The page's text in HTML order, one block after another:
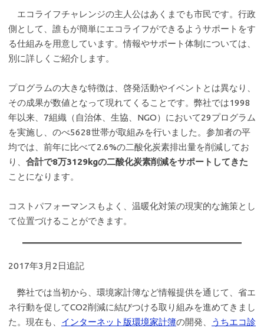
エコライフチャレンジの主人公はあくまでも市民です。行政
側として、誰もが簡単にエコライフができるようサポートをす
る仕組みを用意しています。情報やサポート体制については、
別に詳しくご紹介します。
プログラムの大きな特徴は、啓発活動やイベントとは異なり、
その成果が数値となって現れてくることです。弊社では1998
年以来、7組織（自治体、生協、NGO）において29プログラム
を実施し、のべ5628世帯が取組みを行いました。参加者の平
均では、前年に比べて2.6%の二酸化炭素排出量を削減してお
り、 合計で8万3129kgの二酸化炭素削減をサポートしてきた
ことになります。
コストパフォーマンスもよく、温暖化対策の現実的な施策とし
て位置づけることができます。
2017年3月2日追記
弊社では当初から、環境家計簿など情報提供を通じて、省エ
ネ行動を促してCO2削減に結びつける取り組みを進めてきまし
た。現在も、 インターネット版環境家計簿の開発、
うちエコ診